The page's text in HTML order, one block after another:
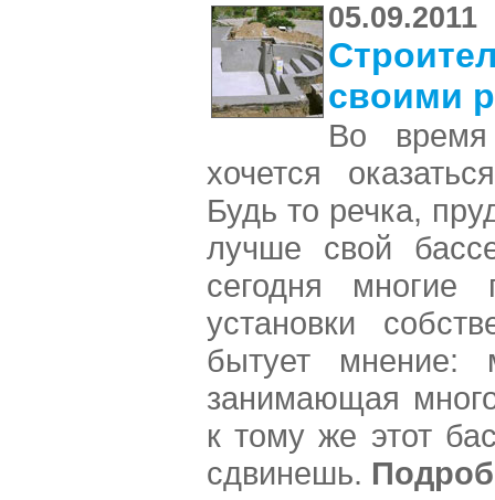
05.09.2011
своими
Во
хочется
Будь то речка,
лучше свой
сегодня многие
установки
бытует мнение:
занимающая
к тому же этот
сдвинешь.